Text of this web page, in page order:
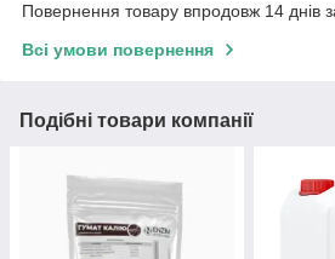
Повернення товару впродовж 14 днів
Всі умови повернення
Подібні товари компанії